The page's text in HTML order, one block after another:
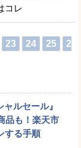
コレ
23 24 25
2
ルセール』
品も！楽天市
する手順